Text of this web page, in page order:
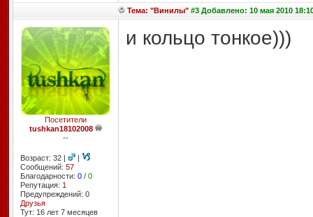
Тема: "Винилы"#3 Добавлено: 10 мая 2010
Посетители
tushkan18102008
--
Возраст: 32 |
|
Сообщений: 57
Благодарности: 0/ 0
Репутация: 1
Предупреждений: 0
Друзья
Тут: 16 лет 7 месяцев
и кольцо тонкое)))